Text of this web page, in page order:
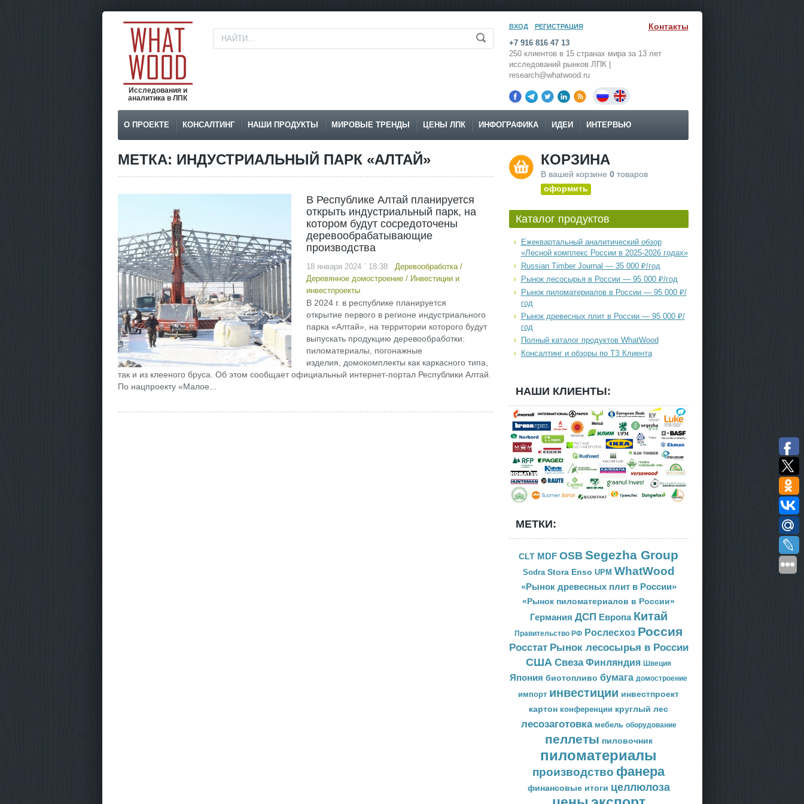
Исследования и
аналитика в ЛПК
ВХОД РЕГИСТРАЦИЯ Контакты
+7 916 816 47 13
250 клиентов в 15 странах мира за 13 лет
исследований рынков ЛПК |
research@whatwood.ru
О ПРОЕКТЕ КОНСАЛТИНГ НАШИ ПРОДУКТЫ МИРОВЫЕ ТРЕНДЫ ЦЕНЫ ЛПК ИНФОГРАФИКА ИДЕИ ИНТЕРВЬЮ
МЕТКА: ИНДУСТРИАЛЬНЫЙ ПАРК «АЛТАЙ»
В Республике Алтай планируется
открыть индустриальный парк, на
котором будут сосредоточены
деревообрабатывающие
производства
18 января 2024 ` 18:38 Деревообработка/
Деревянное домостроение/ Инвестиции и
инвестпроекты
В 2024 г. в республике планируется
открытие первого в регионе индустриального
парка «Алтай», на территории которого будут
выпускать продукцию деревообработки:
пиломатериалы, погонажные
изделия, домокомплекты как каркасного типа,
так и из клееного бруса. Об этом сообщает официальный интернет-портал Республики Алтай.
По нацпроекту «Малое...
КОРЗИНА
В вашей корзине 0товаров
оформить
Каталог продуктов
Ежеквартальный аналитический обзор
«Лесной комплекс России в 2025-2026 годах»
Russian Timber Journal — 35 000 ₽/год
Рынок лесосырья в России — 95 000 ₽/год
Рынок пиломатериалов в России — 95 000 ₽/
год
Рынок древесных плит в России — 95 000 ₽/
год
Полный каталог продуктов WhatWood
Консалтинг и обзоры по ТЗ Клиента
НАШИ КЛИЕНТЫ:
МЕТКИ:
CLT MDF OSB Segezha Group
Sodra Stora Enso UPM WhatWood
«Рынок древесных плит в России»
«Рынок пиломатериалов в России»
Германия ДСП Европа Китай
Правительство РФ Рослесхоз Россия
Росстат Рынок лесосырья в России
США Свеза Финляндия Швеция
Япония биотопливо бумага домостроение
импорт инвестиции инвестпроект
картон конференции круглый лес
лесозаготовка мебель оборудование
пеллеты пиловочник
пиломатериалы
производство фанера
финансовые итоги целлюлоза